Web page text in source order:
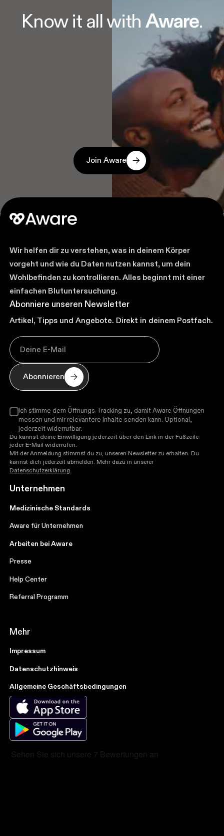
Know it all with Aware.
Join Aware
Wir helfen dir zu verstehen, was in deinem Körper
vorgeht und wie du Daten nutzen kannst, um dein
Wohlbefinden zu kontrollieren. Alles beginnt mit einer
einfachen Blutuntersuchung.
Abonniere unseren Newsletter
Artikel, Tipps und Angebote. Direkt in deinem Postfach.
Abonnieren
Ich stimme dem Öffnungs-Tracking zu, damit Aware Öffnungen
messen und mir relevantere Inhalte senden kann. Optional,
jederzeit widerrufbar.
Du kannst deine Einwilligung jederzeit über den Link in der Fußzeile
jeder E-Mail widerrufen.
Mit der Anmeldung stimmst du zu, unseren Newsletter zu erhalten. Du
kannst dich jederzeit abmelden. Mehr dazu in unserer
Datenschutzerklärung.
Unternehmen
Medizinische Standards
Aware für Unternehmen
Arbeiten bei Aware
Presse
Help Center
Referral Programm
Mehr
Impressum
Datenschutzhinweis
Allgemeine Geschäftsbedingungen